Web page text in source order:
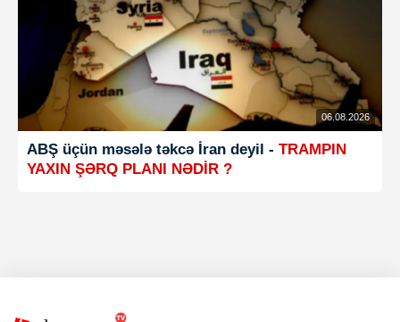
06.08.2026
ABŞ üçün məsələ təkcə İran deyil - TRAMPIN
YAXIN ŞƏRQ PLANI NƏDİR ?